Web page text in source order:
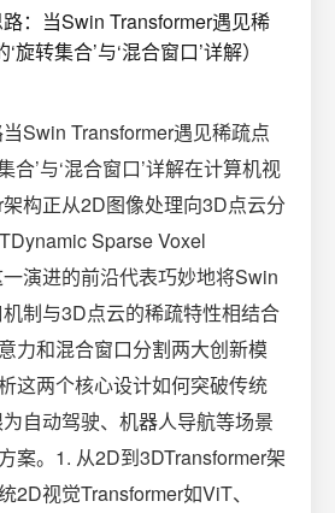
Swin Transformer遇见稀疏点
合’与‘混合窗口’详解在计算机视
构正从2D图像处理向3D点云分
Sparse Voxel
演进的前沿代表巧妙地将Swin
制与3D点云的稀疏特性相结合
力和混合窗口分割两大创新模
这两个核心设计如何突破传统
自动驾驶、机器人导航等场景
案。1. 从2D到3DTransformer架
2D视觉Transformer如ViT、